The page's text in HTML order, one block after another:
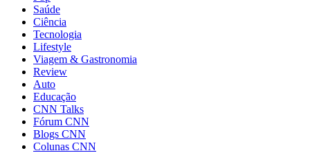
Saúde
Ciência
Tecnologia
Lifestyle
Viagem & Gastronomia
Review
Auto
Educação
CNN Talks
Fórum CNN
Blogs CNN
Colunas CNN